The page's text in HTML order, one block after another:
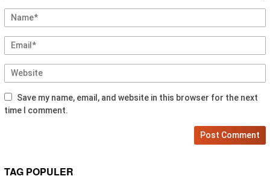
Save my name, email, and website in this browser for the next
time I comment.
TAG POPULER